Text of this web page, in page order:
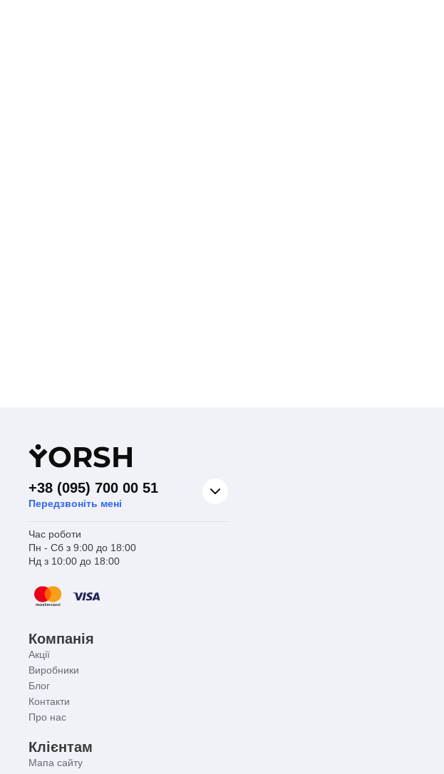
YORSH
+38 (095) 700 00 51
Передзвоніть мені
Час роботи
Пн - Сб з 9:00 до 18:00
Нд з 10:00 до 18:00
Компанія
Акції
Виробники
Блог
Контакти
Про нас
Клієнтам
Мапа сайту